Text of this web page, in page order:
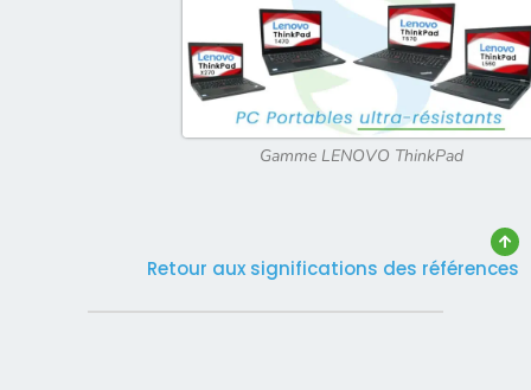
Gamme LENOVO ThinkPad
Retour aux significations des références